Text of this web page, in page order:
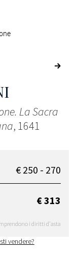
La Sacra
, 1641
€ 250 - 270
€ 313
i diritti d'asta
vendere?